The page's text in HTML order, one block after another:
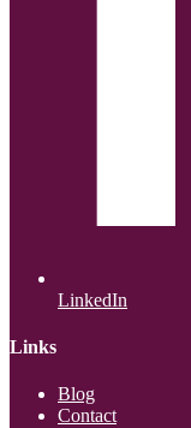
LinkedIn
Links
Blog
Contact